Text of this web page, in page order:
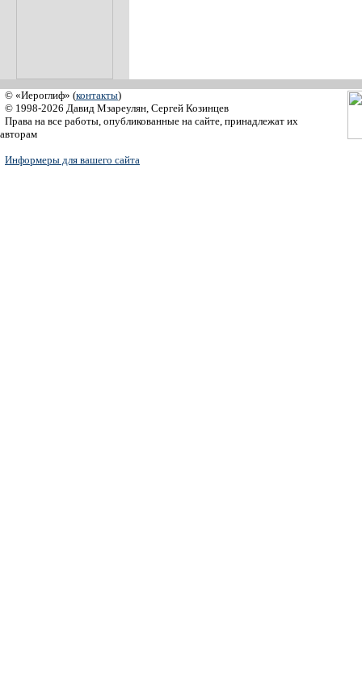
© «Иероглиф» (контакты)
© 1998-2026 Давид Мзареулян, Сергей Козинцев
Права на все работы, опубликованные на сайте, принадлежат их
авторам
Информеры для вашего сайта